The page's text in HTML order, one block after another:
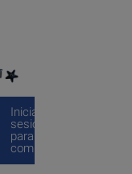
Inicia
sesión
para
comprar